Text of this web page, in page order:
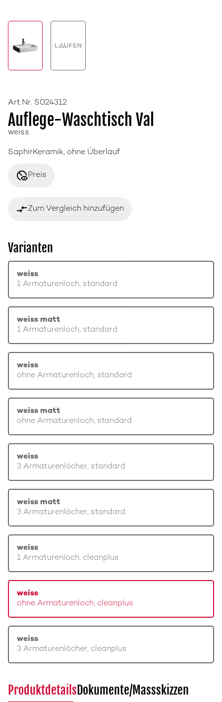
Art.Nr. S024312
Auflege-Waschtisch Val
weiss
SaphirKeramik, ohne Überlauf
disabled_visiblePreis
compare_arrowsZum Vergleich hinzufügen
Varianten
weiss
1 Armaturenloch, standard
weiss matt
1 Armaturenloch, standard
weiss
ohne Armaturenloch, standard
weiss matt
ohne Armaturenloch, standard
weiss
3 Armaturenlöcher, standard
weiss matt
3 Armaturenlöcher, standard
weiss
1 Armaturenloch, cleanplus
weiss
ohne Armaturenloch, cleanplus
weiss
3 Armaturenlöcher, cleanplus
ProduktdetailsDokumente/Massskizzen